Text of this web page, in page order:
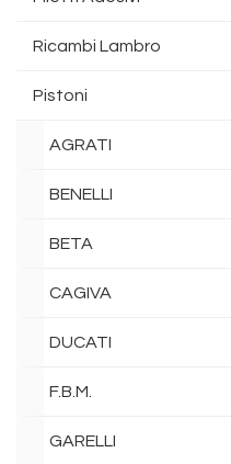
Ricambi Lambro
Pistoni
AGRATI
BENELLI
BETA
CAGIVA
DUCATI
F.B.M.
GARELLI